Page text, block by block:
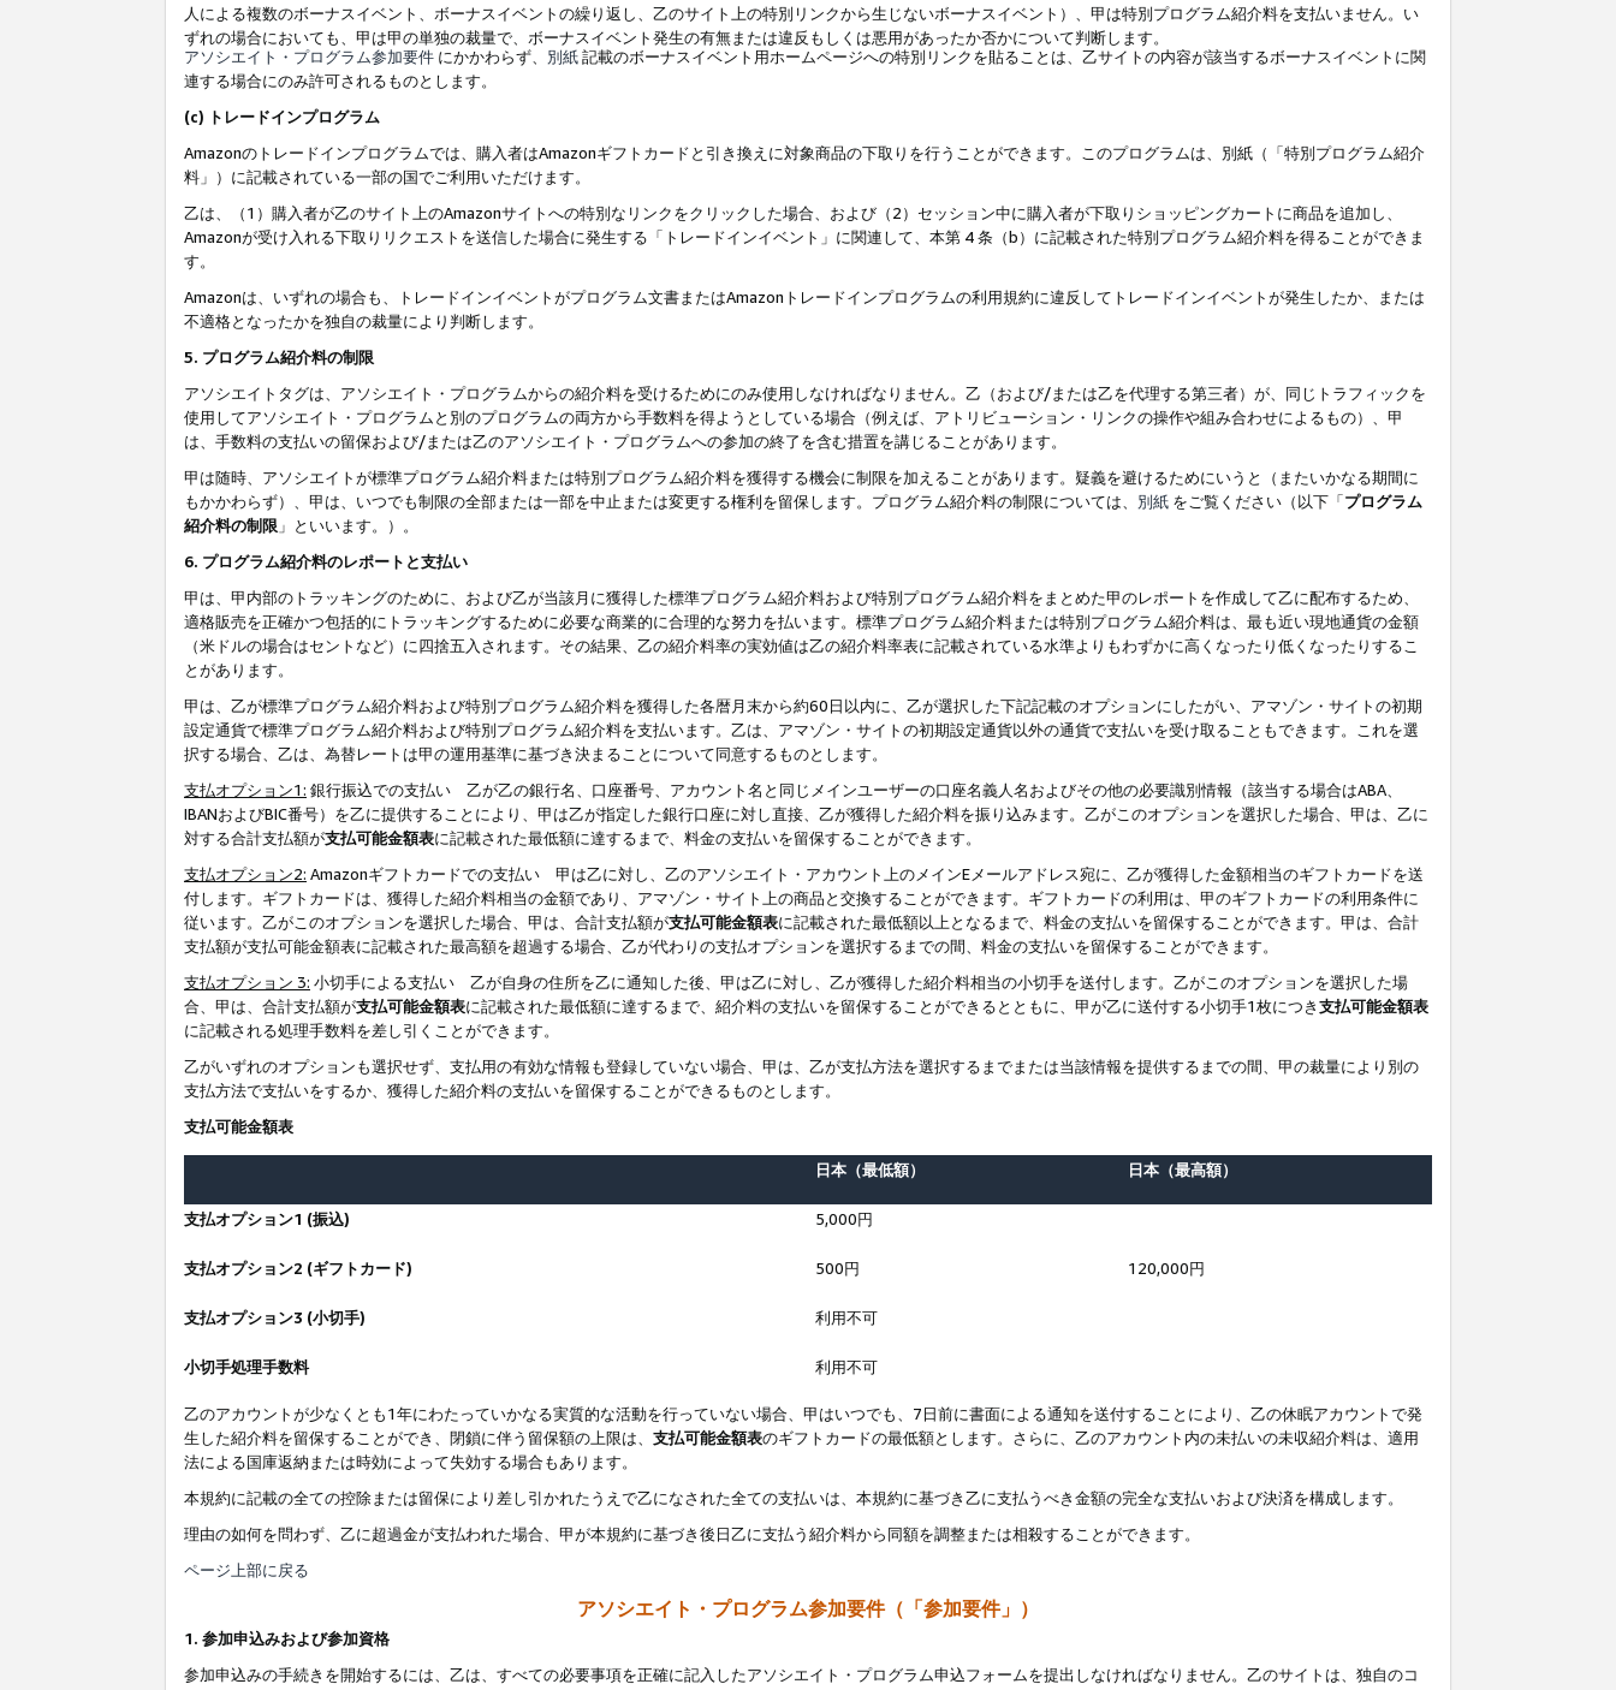
人による複数のボーナスイベント、ボーナスイベントの繰り返し、乙のサイト上の特別リンクから生じないボーナスイベント）、甲は特別プログラム紹介料を支払いません。い
ずれの場合においても、甲は甲の単独の裁量で、ボーナスイベント発生の有無または違反もしくは悪用があったか否かについて判断します。
アソシエイト・プログラム参加要件 にかかわらず、 別紙記載のボーナスイベント用ホームページへの特別リンクを貼ることは、乙サイトの内容が該当するボーナスイベントに関
連する場合にのみ許可されるものとします。
(c) トレードインプログラム
Amazonのトレードインプログラムでは、購入者はAmazonギフトカードと引き換えに対象商品の下取りを行うことができます。このプログラムは、別紙（「特別プログラム紹介
料」）に記載されている一部の国でご利用いただけます。
乙は、（1）購入者が乙のサイト上のAmazonサイトへの特別なリンクをクリックした場合、および（2）セッション中に購入者が下取りショッピングカートに商品を追加し、
Amazonが受け入れる下取りリクエストを送信した場合に発生する「トレードインイベント」に関連して、本第 4 条（b）に記載された特別プログラム紹介料を得ることができま
す。
Amazonは、いずれの場合も、トレードインイベントがプログラム文書またはAmazonトレードインプログラムの利用規約に違反してトレードインイベントが発生したか、または
不適格となったかを独自の裁量により判断します。
5. プログラム紹介料の制限
アソシエイトタグは、アソシエイト・プログラムからの紹介料を受けるためにのみ使用しなければなりません。乙（および/または乙を代理する第三者）が、同じトラフィックを
使用してアソシエイト・プログラムと別のプログラムの両方から手数料を得ようとしている場合（例えば、アトリビューション・リンクの操作や組み合わせによるもの）、甲
は、手数料の支払いの留保および/または乙のアソシエイト・プログラムへの参加の終了を含む措置を講じることがあります。
甲は随時、アソシエイトが標準プログラム紹介料または特別プログラム紹介料を獲得する機会に制限を加えることがあります。疑義を避けるためにいうと（またいかなる期間に
もかかわらず）、甲は、いつでも制限の全部または一部を中止または変更する権利を留保します。プログラム紹介料の制限については、 別紙 をご覧ください（以下「プログラム
紹介料の制限 」といいます。）。
6. プログラム紹介料のレポートと支払い
甲は、甲内部のトラッキングのために、および乙が当該月に獲得した標準プログラム紹介料および特別プログラム紹介料をまとめた甲のレポートを作成して乙に配布するため、
適格販売を正確かつ包括的にトラッキングするために必要な商業的に合理的な努力を払います。標準プログラム紹介料または特別プログラム紹介料は、最も近い現地通貨の金額
（米ドルの場合はセントなど）に四捨五入されます。その結果、乙の紹介料率の実効値は乙の紹介料率表に記載されている水準よりもわずかに高くなったり低くなったりするこ
とがあります。
甲は、乙が標準プログラム紹介料および特別プログラム紹介料を獲得した各暦月末から約60日以内に、乙が選択した下記記載のオプションにしたがい、アマゾン・サイトの初期
設定通貨で標準プログラム紹介料および特別プログラム紹介料を支払います。乙は、アマゾン・サイトの初期設定通貨以外の通貨で支払いを受け取ることもできます。これを選
択する場合、乙は、為替レートは甲の運用基準に基づき決まることについて同意するものとします。
支払オプション1: 銀行振込での支払い 乙が乙の銀行名、口座番号、アカウント名と同じメインユーザーの口座名義人名およびその他の必要識別情報（該当する場合はABA、
IBANおよびBIC番号）を乙に提供することにより、甲は乙が指定した銀行口座に対し直接、乙が獲得した紹介料を振り込みます。乙がこのオプションを選択した場合、甲は、乙に
対する合計支払額が支払可能金額表に記載された最低額に達するまで、料金の支払いを留保することができます。
支払オプション2: Amazonギフトカードでの支払い 甲は乙に対し、乙のアソシエイト・アカウント上のメインEメールアドレス宛に、乙が獲得した金額相当のギフトカードを送
付します。ギフトカードは、獲得した紹介料相当の金額であり、アマゾン・サイト上の商品と交換することができます。ギフトカードの利用は、甲のギフトカードの利用条件に
従います。乙がこのオプションを選択した場合、甲は、合計支払額が支払可能金額表に記載された最低額以上となるまで、料金の支払いを留保することができます。甲は、合計
支払額が支払可能金額表に記載された最高額を超過する場合、乙が代わりの支払オプションを選択するまでの間、料金の支払いを留保することができます。
支払オプション 3: 小切手による支払い 乙が自身の住所を乙に通知した後、甲は乙に対し、乙が獲得した紹介料相当の小切手を送付します。乙がこのオプションを選択した場
合、甲は、合計支払額が支払可能金額表に記載された最低額に達するまで、紹介料の支払いを留保することができるとともに、甲が乙に送付する小切手1枚につき支払可能金額表
に記載される処理手数料を差し引くことができます。
乙がいずれのオプションも選択せず、支払用の有効な情報も登録していない場合、甲は、乙が支払方法を選択するまでまたは当該情報を提供するまでの間、甲の裁量により別の
支払方法で支払いをするか、獲得した紹介料の支払いを留保することができるものとします。
支払可能金額表
日本（最低額） 日本（最高額）
支払オプション1 (振込) 5,000円
支払オプション2 (ギフトカード) 500円 120,000円
支払オプション3 (小切手) 利用不可
小切手処理手数料 利用不可
乙のアカウントが少なくとも1年にわたっていかなる実質的な活動を行っていない場合、甲はいつでも、7日前に書面による通知を送付することにより、乙の休眠アカウントで発
生した紹介料を留保することができ、閉鎖に伴う留保額の上限は、 支払可能金額表のギフトカードの最低額とします。さらに、乙のアカウント内の未払いの未収紹介料は、適用
法による国庫返納または時効によって失効する場合もあります。
本規約に記載の全ての控除または留保により差し引かれたうえで乙になされた全ての支払いは、本規約に基づき乙に支払うべき金額の完全な支払いおよび決済を構成します。
理由の如何を問わず、乙に超過金が支払われた場合、甲が本規約に基づき後日乙に支払う紹介料から同額を調整または相殺することができます。
ページ上部に戻る
アソシエイト・プログラム参加要件（「参加要件」）
1. 参加申込みおよび参加資格
参加申込みの手続きを開始するには、乙は、すべての必要事項を正確に記入したアソシエイト・プログラム申込フォームを提出しなければなりません。乙のサイトは、独自のコ